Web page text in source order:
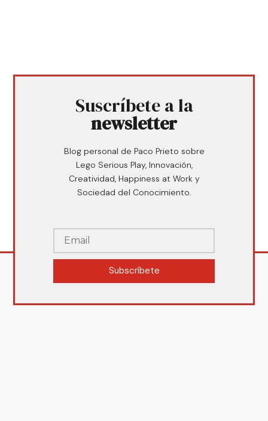
Suscríbete a la
newsletter
Blog personal de Paco Prieto sobre
Lego Serious Play, Innovación,
Creatividad, Happiness at Work y
Sociedad del Conocimiento.
Subscríbete